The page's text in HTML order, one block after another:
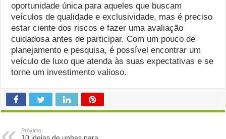
oportunidade única para aqueles que buscam
veículos de qualidade e exclusividade, mas é preciso
estar ciente dos riscos e fazer uma avaliação
cuidadosa antes de participar. Com um pouco de
planejamento e pesquisa, é possível encontrar um
veículo de luxo que atenda às suas expectativas e se
torne um investimento valioso.
Próximo